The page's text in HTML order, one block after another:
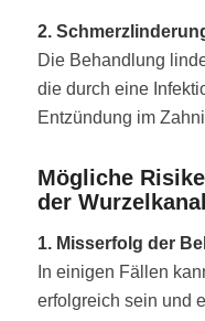
2.
Die Behandlung
die durch eine
Entzündung im
Mögliche
der
1. Misserfolg der
In einigen Fällen
erfolgreich sein und